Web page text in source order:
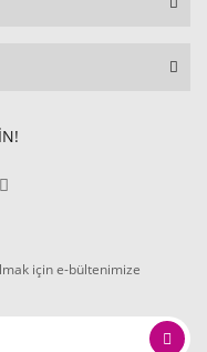
için e-bültenimize